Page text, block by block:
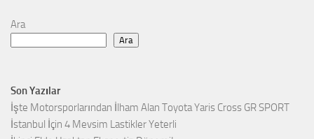
Ara
Ara
Son Yazılar
İşte Motorsporlarından İlham Alan Toyota Yaris Cross GR SPORT
İstanbul İçin 4 Mevsim Lastikler Yeterli